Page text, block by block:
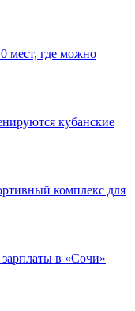
мест, где можно
кубанские
комплекс для
в «Сочи»